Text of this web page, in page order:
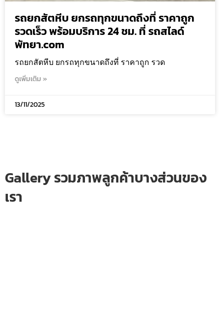
รถยกสัตหีบ ยกรถทุกขนาดถึงที่ ราคาถูก
รวดเร็ว พร้อมบริการ 24 ชม. ที่ รถสไลด์
พัทยา.com
รถยกสัตหีบ ยกรถทุกขนาดถึงที่ ราคาถูก รวด
ดูเพิ่มเติม »
13/11/2025
Gallery รวมภาพลูกค้าบางส่วนของ
เรา